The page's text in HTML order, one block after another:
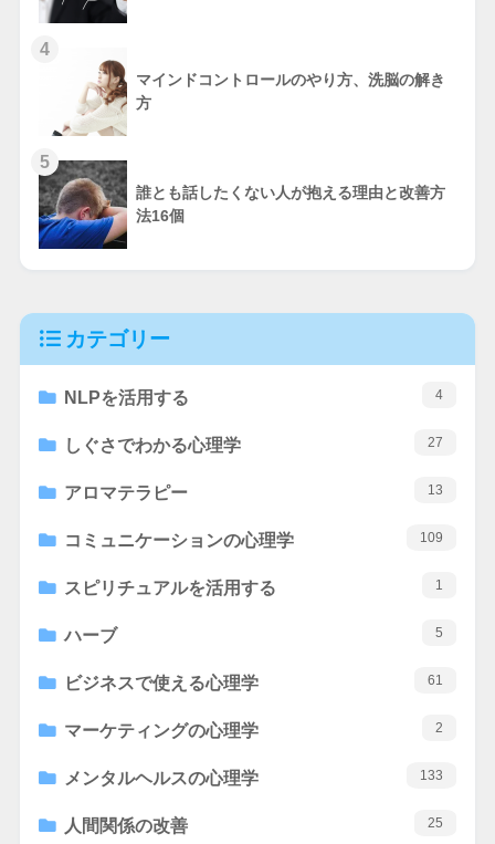
4
マインドコントロールのやり方、洗脳の解き
方
5
誰とも話したくない人が抱える理由と改善方
法16個
カテゴリー
NLPを活用する 4
しぐさでわかる心理学 27
アロマテラピー 13
コミュニケーションの心理学 109
スピリチュアルを活用する 1
ハーブ 5
ビジネスで使える心理学 61
マーケティングの心理学 2
メンタルヘルスの心理学 133
人間関係の改善 25